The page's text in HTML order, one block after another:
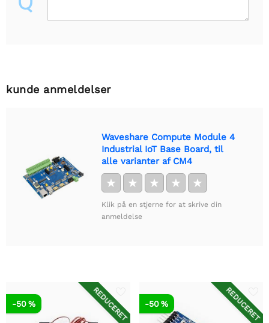
kunde anmeldelser
Waveshare Compute Module 4
Industrial IoT Base Board, til
alle varianter af CM4
★ ★ ★ ★ ★
Klik på en stjerne for at skrive din
anmeldelse
REDUCERET
-50 % REDUCERET
-50 %